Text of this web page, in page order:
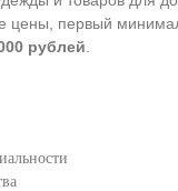
цены, первый
рублей